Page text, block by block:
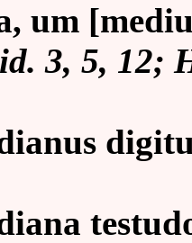
um
3, 5, 12;
digitus,
testudo,